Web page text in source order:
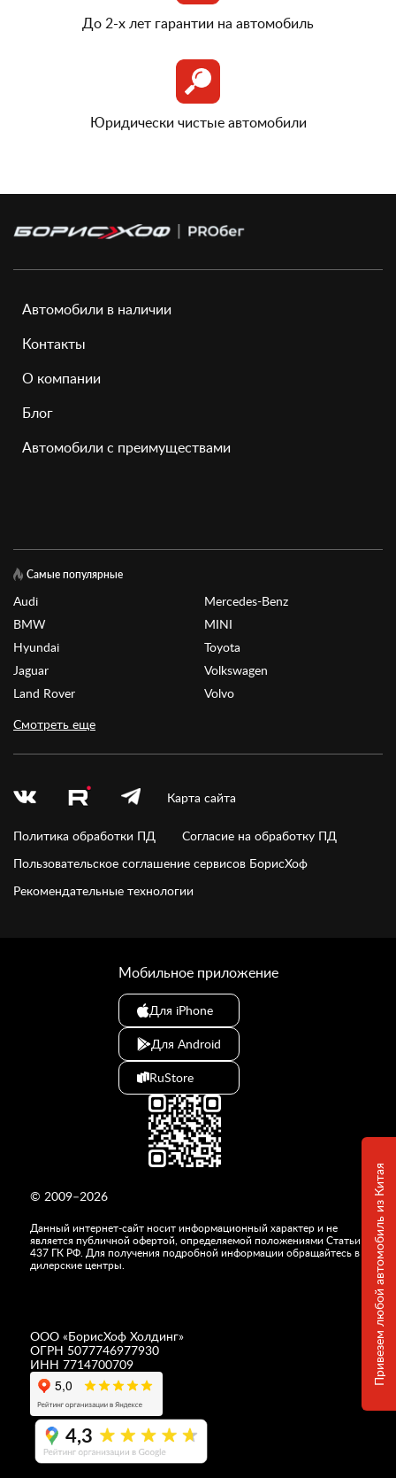
До 2-х лет гарантии на автомобиль
Юридически чистые автомобили
Привезем любой автомобиль из Китая
Автомобили в наличии
Контакты
О компании
Блог
Автомобили с преимуществами
Самые популярные
Audi
BMW
Hyundai
Jaguar
Land Rover
Mercedes-Benz
MINI
Toyota
Volkswagen
Volvo
Смотреть еще
Карта сайта
Политика обработки ПД
Согласие на обработку ПД
Пользовательское соглашение сервисов БорисХоф
Рекомендательные технологии
© 2009–2026
Данный интернет-сайт носит информационный характер и не
является публичной офертой, определяемой положениями Статьи
437 ГК РФ. Для получения подробной информации обращайтесь в
дилерские центры.
ООО «БорисХоф Холдинг»
ОГРН 5077746977930
ИНН 7714700709
4,3
Мобильное приложение
Для iPhone
Для Android
RuStore